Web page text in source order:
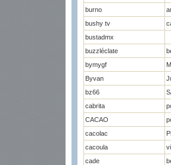
burno
bushy tv
bustadmx
buzzléclate
bymygf
Byvan
bz66
cabrita
CACAO
cacolac
cacoula
cade